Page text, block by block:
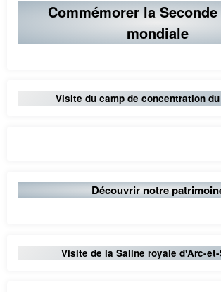
Commémorer la
mondiale
Visite du camp de concentration
Découvrir notre
Visite de la Saline royale d'Arc-et-